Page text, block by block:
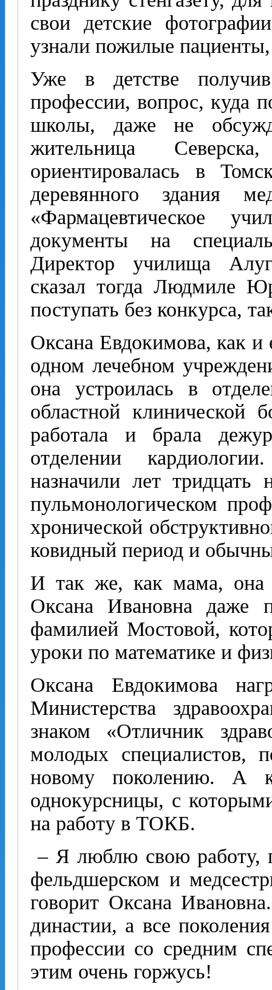
свои детские
узнали пожилые
Уже в детстве
профессии, вопрос, куда
школы, даже не
жительница
ориентировалась в
деревянного здания
«Фармацевтическое
документы на
Директор училища
сказал тогда Людмиле
поступать без конкурса,
Оксана Евдокимова, как и
одном лечебном
она устроилась в
областной клинической
работала и брала
отделении
назначили лет
пульмонологическом
хронической
ковидный период и
И так же, как мама, она
Оксана Ивановна даже
фамилией Мостовой,
уроки по математике и
Оксана Евдокимова
Министерства
знаком «Отличник
молодых специалистов,
новому поколению. А
однокурсницы, с
на работу в ТОКБ.
– Я люблю свою работу,
фельдшерском и
говорит Оксана
династии, а все
профессии со средним
этим очень горжусь!